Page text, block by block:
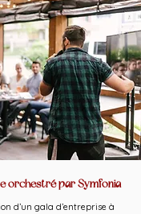
orchestré par Symfonia
d’un gala d’entreprise à